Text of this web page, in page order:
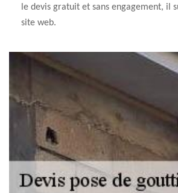
le devis gratuit et sans engagement, il
site web.